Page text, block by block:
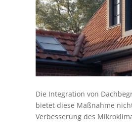
Die Integration von
bietet diese Maßnahme
Verbesserung des